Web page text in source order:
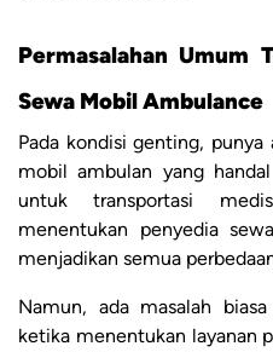
Permasalahan Umum
Sewa Mobil Ambulance
Pada kondisi genting, punya
mobil ambulan yang
untuk transportasi
menentukan penyedia
menjadikan semua
Namun, ada masalah
ketika menentukan layanan